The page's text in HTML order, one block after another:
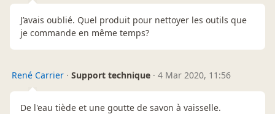
J’avais oublié. Quel produit pour nettoyer les outils que
je commande en même temps?
René Carrier · Support technique · 4 Mar 2020, 11:56
De l'eau tiède et une goutte de savon à vaisselle.